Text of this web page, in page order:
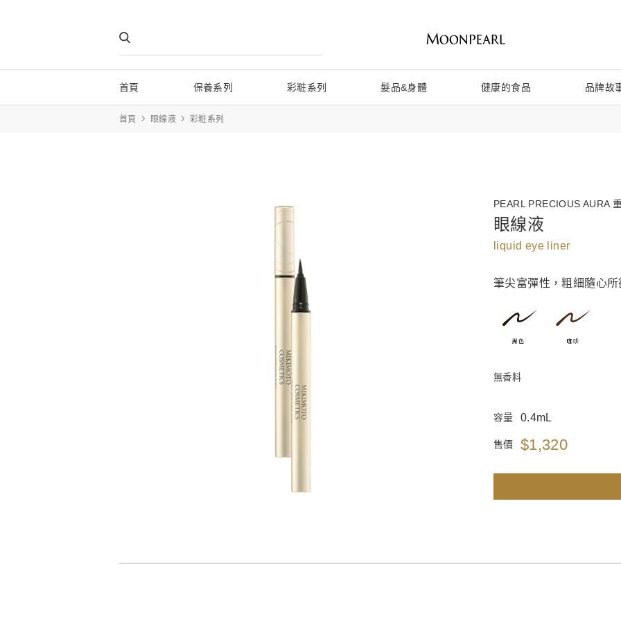
首頁 保養系列 彩粧系列 髮品&身體 健康的食品 品牌故
首頁 眼線液 彩粧系列
PEARL PRECIOUS AURA
眼線液
liquid eye liner
筆尖富彈性，粗細隨心
無香料
容量 0.4mL
售價 $1,320